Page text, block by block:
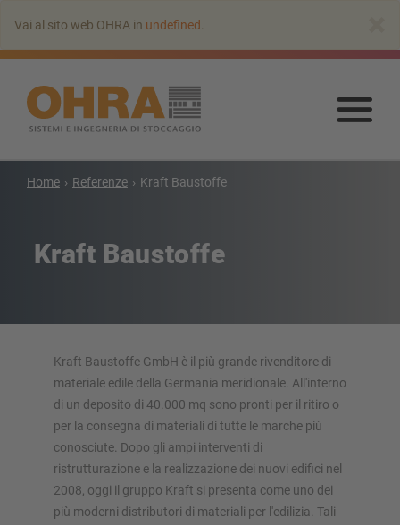
all’indice
principale
Vai al sito web OHRA in undefined
Vai
Home Referenze Kraft Baustoffe
Kraft Baustoffe
Kraft Baustoffe GmbH è il più grande rivenditore di
materiale edile della Germania meridionale. All'interno
di un deposito di 40.000 mq sono pronti per il ritiro o
per la consegna di materiali di tutte le marche più
conosciute. Dopo gli ampi interventi di
ristrutturazione e la realizzazione dei nuovi edifici nel
2008, oggi il gruppo Kraft si presenta come uno dei
più moderni distributori di materiali per l'edilizia. Tali
SCAFFALATURA CANTILEVER
Scaffalatura cantilever monofronte
Scaffalatura cantilever su basi mobili
Altre versioni di scaffalature cantilever
SOLUZIONI DI STOCCAGGIO